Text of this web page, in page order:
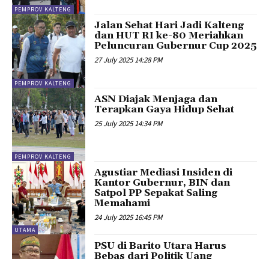
PEMPROV KALTENG
PEMPROV KALTENG
Jalan Sehat Hari Jadi Kalteng
dan HUT RI ke-80 Meriahkan
Peluncuran Gubernur Cup 2025
27 July 2025 14:28 PM
PEMPROV KALTENG
ASN Diajak Menjaga dan
Terapkan Gaya Hidup Sehat
25 July 2025 14:34 PM
UTAMA
Agustiar Mediasi Insiden di
Kantor Gubernur, BIN dan
Satpol PP Sepakat Saling
Memahami
24 July 2025 16:45 PM
PSU di Barito Utara Harus
Bebas dari Politik Uang